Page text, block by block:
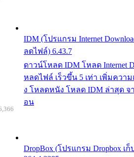
IDM (โปรแกรม Internet
ลดไฟล์) 6.43.7
ดาวน์โหลด IDM โหลด Internet
หลดไฟล์ เร็วขึ้น 5 เท่า เพิ่มควา
ง โหลดหนัง โหลด IDM ล่าสุด จ
อน
DropBox (โปรแกรม Dropbox เ